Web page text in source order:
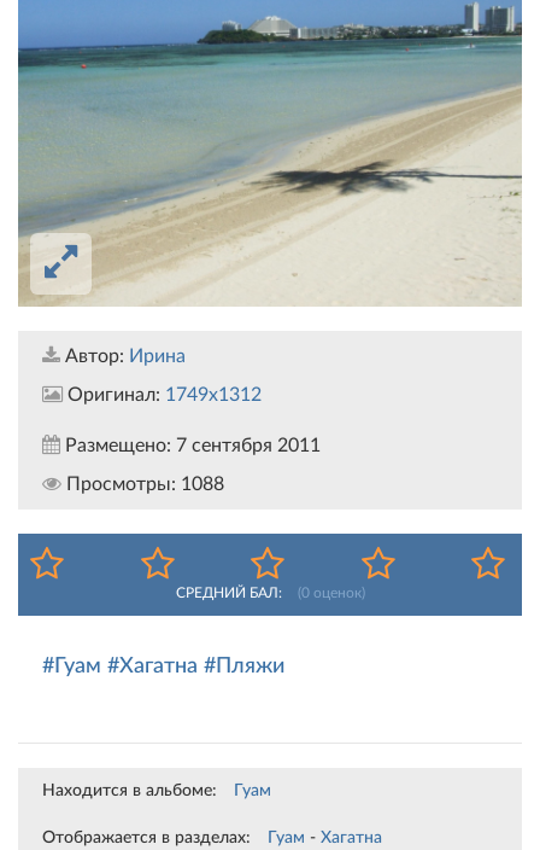
Автор: Ирина
Оригинал: 1749x1312
Размещено: 7 сентября 2011
Просмотры: 1088
СРЕДНИЙ БАЛ: (0оценок)
#Гуам #Хагатна #Пляжи
Находится в альбоме: Гуам
Отображается в разделах: Гуам - Хагатна